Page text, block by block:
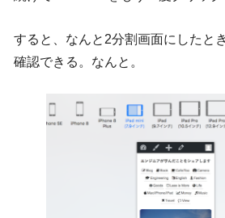
すると、なんと2分割画面にしたと
確認できる。なんと。